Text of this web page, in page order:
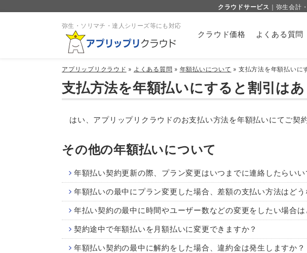
クラウドサービス ｜弥生会計
弥生・ソリマチ・達人シリーズ等にも対応
クラウド価格 よくある質問
アプリップリクラウド » よくある質問 » 年額払いについて » 支払方法を年額払いに
支払方法を年額払いにすると割引は
はい、アプリップリクラウドのお支払い方法を年額払いにてご契
その他の年額払いについて
年額払い契約更新の際、プラン変更はいつまでに連絡したらいい
年額払いの最中にプラン変更した場合、差額の支払い方法はどう
年払い契約の最中に時間やユーザー数などの変更をしたい場合
契約途中で年額払いを月額払いに変更できますか？
年額払い契約の最中に解約をした場合、違約金は発生しますか？